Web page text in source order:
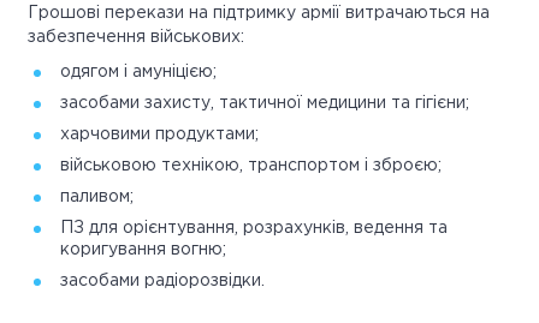
Грошові перекази на підтримку армії витрачаються на
забезпечення військових:
одягом і амуніцією;
засобами захисту, тактичної медицини та гігієни;
харчовими продуктами;
військовою технікою, транспортом і зброєю;
паливом;
ПЗ для орієнтування, розрахунків, ведення та
коригування вогню;
засобами радіорозвідки.